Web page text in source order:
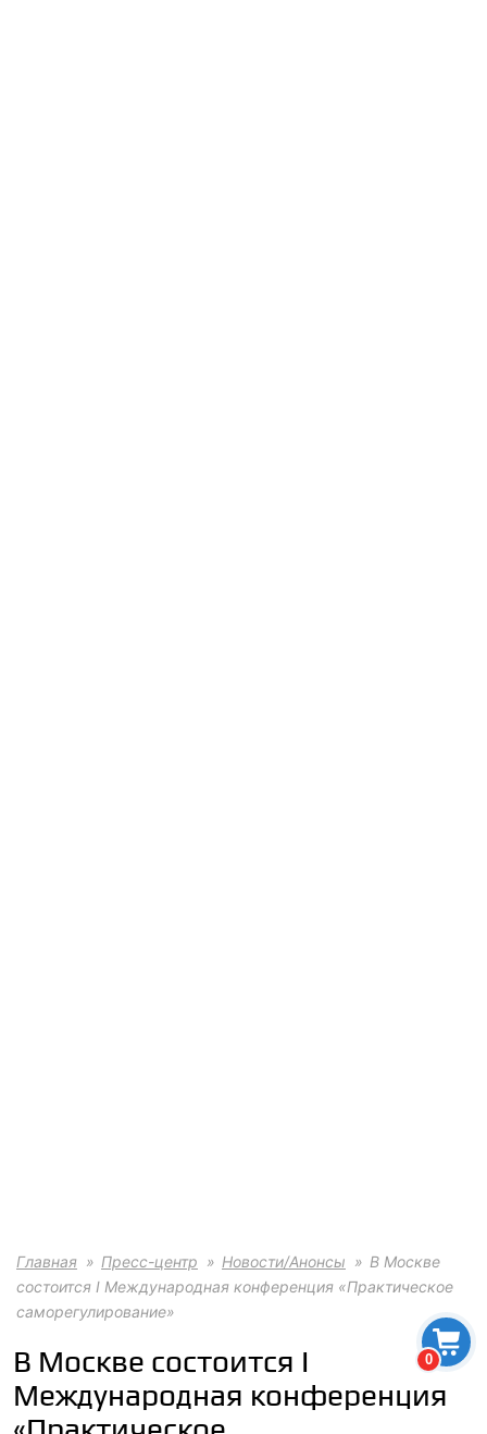
0
Главная Пресс-центр Новости/Анонсы
В Москве
состоится I Международная конференция «Практическое
саморегулирование»
В Москве состоится I
Международная конференция